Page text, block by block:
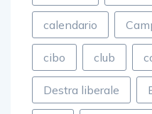
calendario
cibo club
Destra liberale